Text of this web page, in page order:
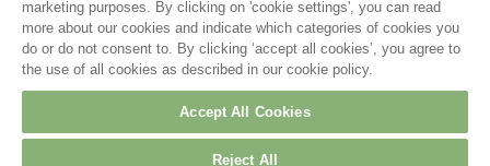
Maatschappelijke zetel:
3012 Leuven
marketing purposes. By clicking on 'cookie settings', you can read
more about our cookies and indicate which categories of cookies you
do or do not consent to. By clicking ‘accept all cookies’, you agree to
the use of all cookies as described in our cookie policy.
Accept All Cookies
Reject All